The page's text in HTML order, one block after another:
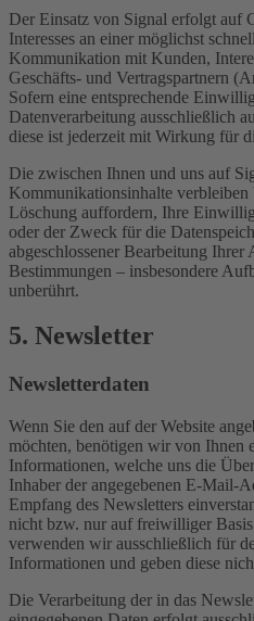
Der Einsatz von Signal erfolgt auf
Interesses an einer möglichst
Kommunikation mit Kunden,
Geschäfts- und Vertragspartnern
Sofern eine entsprechende
Datenverarbeitung ausschließlich
diese ist jederzeit mit Wirkung für
Die zwischen Ihnen und uns auf
Kommunikationsinhalte verbleiben
Löschung auffordern, Ihre
oder der Zweck für die
abgeschlossener Bearbeitung
Bestimmungen – insbesondere
unberührt.
5. Newsletter
Newsletter­daten
Wenn Sie den auf der Website
möchten, benötigen wir von Ihnen
Informationen, welche uns die
Inhaber der angegebenen E-Mail-
Empfang des Newsletters
nicht bzw. nur auf freiwilliger
verwenden wir ausschließlich für
Informationen und geben diese
Die Verarbeitung der in das